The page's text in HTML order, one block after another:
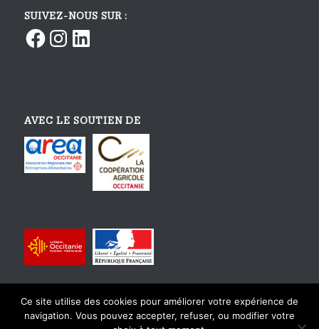
SUIVEZ-NOUS SUR :
FacebookInstagram
LinkedIn
AVEC LE SOUTIEN DE
Ce site utilise des cookies pour améliorer votre expérience de
navigation. Vous pouvez accepter, refuser, ou modifier votre